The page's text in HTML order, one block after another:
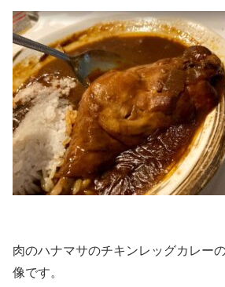
肉のハナマサのチキンレッグカレー
像です。